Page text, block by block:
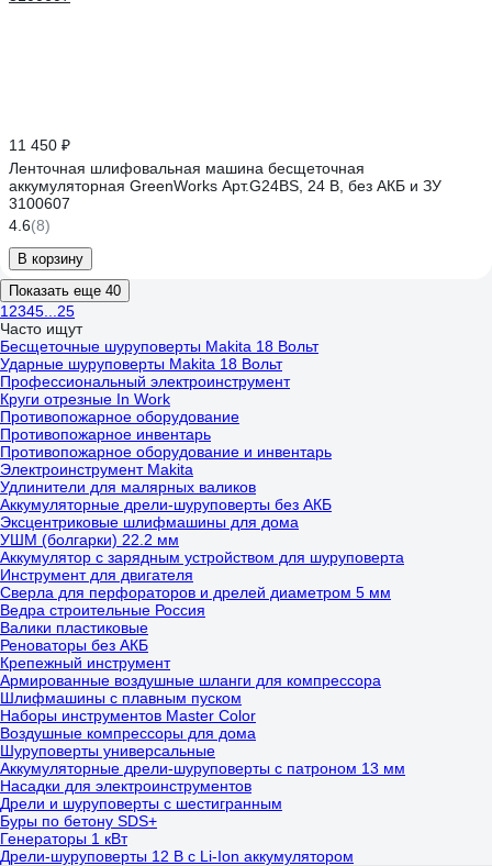
11 450 ₽
Ленточная шлифовальная машина бесщеточная
аккумуляторная GreenWorks Арт.G24BS, 24 В, без АКБ и ЗУ
3100607
4.6(8)
В корзину
Показать еще 40
1 2345
25
Часто ищут
Бесщеточные шуруповерты Makita 18 Вольт
Ударные шуруповерты Makita 18 Вольт
Профессиональный электроинструмент
Круги отрезные In Work
Противопожарное оборудование
Противопожарное инвентарь
Противопожарное оборудование и инвентарь
Электроинструмент Makita
Удлинители для малярных валиков
Аккумуляторные дрели-шуруповерты без АКБ
Эксцентриковые шлифмашины для дома
УШМ (болгарки) 22.2 мм
Аккумулятор с зарядным устройством для шуруповерта
Инструмент для двигателя
Сверла для перфораторов и дрелей диаметром 5 мм
Ведра строительные Россия
Валики пластиковые
Реноваторы без АКБ
Крепежный инструмент
Армированные воздушные шланги для компрессора
Шлифмашины с плавным пуском
Наборы инструментов Master Color
Воздушные компрессоры для дома
Шуруповерты универсальные
Аккумуляторные дрели-шуруповерты с патроном 13 мм
Насадки для электроинструментов
Дрели и шуруповерты с шестигранным
Буры по бетону SDS+
Генераторы 1 кВт
Дрели-шуруповерты 12 В с Li-Ion аккумулятором